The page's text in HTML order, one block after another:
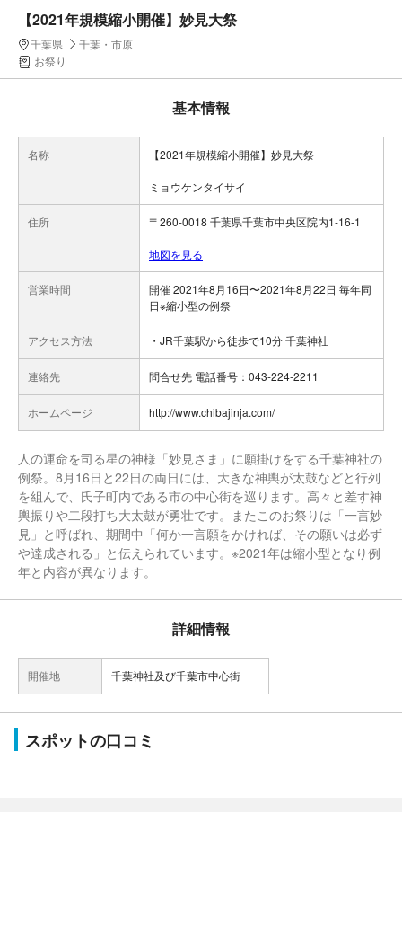
【2021年規模縮小開催】妙見大祭
千葉県
千葉・市原
お祭り
基本情報
名称 【2021年規模縮小開催】妙見大祭
ミョウケンタイサイ
住所 〒260-0018 千葉県千葉市中央区院内1-16-1
地図を見る
営業時間
開催 2021年8月16日〜2021年8月22日 毎年同
日※縮小型の例祭
アクセス方法 ・JR千葉駅から徒歩で10分 千葉神社
連絡先 問合せ先 電話番号：043-224-2211
ホームページ http://www.chibajinja.com/
人の運命を司る星の神様「妙見さま」に願掛けをする千葉神社の
例祭。8月16日と22日の両日には、大きな神輿が太鼓などと行列
を組んで、氏子町内である市の中心街を巡ります。高々と差す神
輿振りや二段打ち大太鼓が勇壮です。またこのお祭りは「一言妙
見」と呼ばれ、期間中「何か一言願をかければ、その願いは必ず
や達成される」と伝えられています。※2021年は縮小型となり例
年と内容が異なります。
詳細情報
開催地 千葉神社及び千葉市中心街
スポットの口コミ